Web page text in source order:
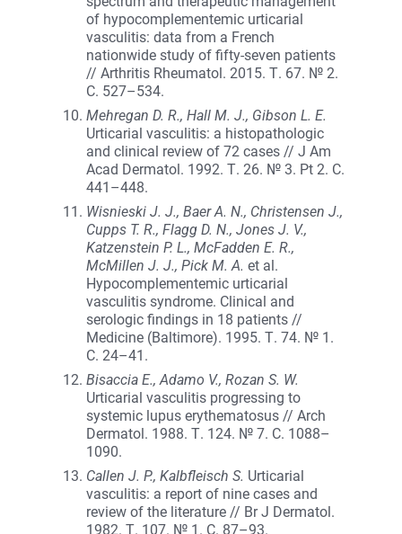
of hypocomplementemic urticarial
vasculitis: data from a French
nationwide study of fifty-seven patients
// Arthritis Rheumatol. 2015. Т. 67. № 2.
С. 527–534.
Mehregan D. R., Hall M. J., Gibson L. E.
Urticarial vasculitis: a histopathologic
and clinical review of 72 cases // J Am
Acad Dermatol. 1992. Т. 26. № 3. Pt 2. С.
441–448.
Wisnieski J. J., Baer A. N., Christensen J.,
Cupps T. R., Flagg D. N., Jones J. V.,
Katzenstein P. L., McFadden E. R.,
McMillen J. J., Pick M. A. et al.
Hypocomplementemic urticarial
vasculitis syndrome. Clinical and
serologic findings in 18 patients //
Medicine (Baltimore). 1995. Т. 74. № 1.
С. 24–41.
Bisaccia E., Adamo V., Rozan S. W.
Urticarial vasculitis progressing to
systemic lupus erythematosus // Arch
Dermatol. 1988. Т. 124. № 7. С. 1088–
1090.
Callen J. P., Kalbfleisch S. Urticarial
vasculitis: a report of nine cases and
review of the literature // Br J Dermatol.
1982. Т. 107. № 1. С. 87–93.